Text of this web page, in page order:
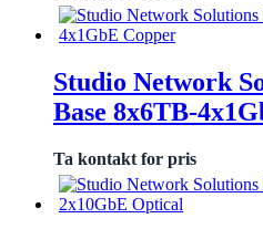
Studio Network
Base 8x6TB-
Ta kontakt for pris